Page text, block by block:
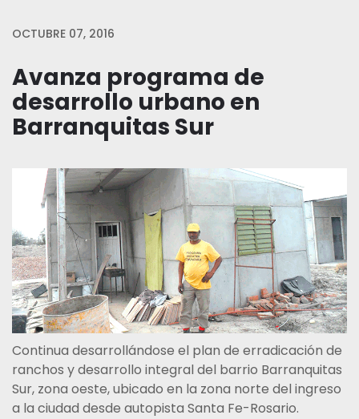
OCTUBRE 07, 2016
Avanza programa de
desarrollo urbano en
Barranquitas Sur
Continua desarrollándose el plan de erradicación de
ranchos y desarrollo integral del barrio Barranquitas
Sur, zona oeste, ubicado en la zona norte del ingreso
a la ciudad desde autopista Santa Fe-Rosario.